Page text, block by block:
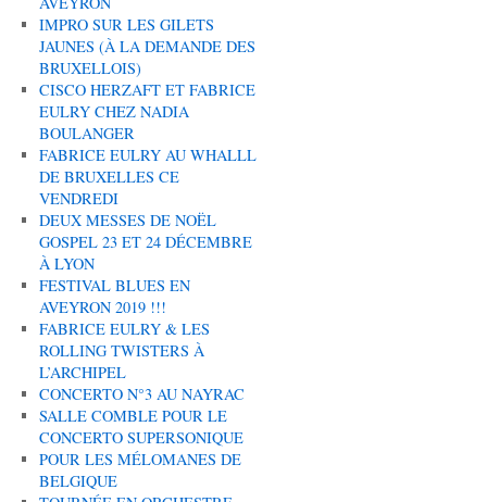
IMPRO SUR LES GILETS
JAUNES (À LA DEMANDE DES
BRUXELLOIS)
CISCO HERZAFT ET FABRICE
EULRY CHEZ NADIA
BOULANGER
FABRICE EULRY AU WHALLL
DE BRUXELLES CE
VENDREDI
DEUX MESSES DE NOËL
GOSPEL 23 ET 24 DÉCEMBRE
À LYON
FESTIVAL BLUES EN
AVEYRON 2019 !!!
FABRICE EULRY & LES
ROLLING TWISTERS À
L’ARCHIPEL
CONCERTO N°3 AU NAYRAC
SALLE COMBLE POUR LE
CONCERTO SUPERSONIQUE
POUR LES MÉLOMANES DE
BELGIQUE